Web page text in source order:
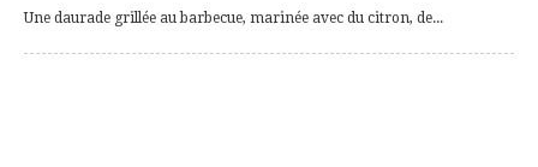
Une daurade grillée au barbecue, marinée avec du citron, de...